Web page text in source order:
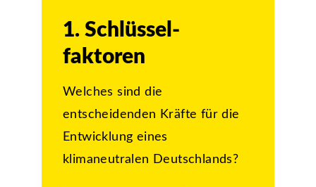
1. Schlüssel­
faktoren
Welches sind die
entscheidenden Kräfte für die
Entwicklung eines
klimaneutralen Deutschlands?